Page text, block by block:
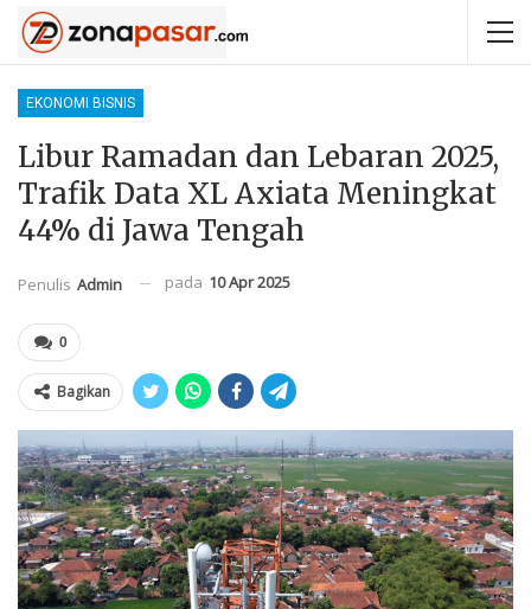
EKONOMI BISNIS
Libur Ramadan dan Lebaran 2025,
Trafik Data XL Axiata Meningkat
44% di Jawa Tengah
Penulis Admin pada 10 Apr 2025
0
Bagikan